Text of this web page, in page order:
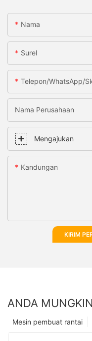
Nama
Surel
Telepon/WhatsApp/
Nama Perusahaan
Mengajukan
Kandungan
KIRIM
ANDA
Mesin pembuat rantai